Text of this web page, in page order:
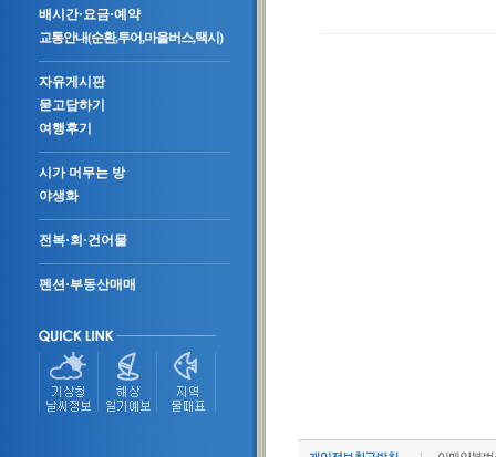
배시간·요금·예약
교통안내(순환,투어,마을버스,택시)
자유게시판
묻고답하기
여행후기
시가 머무는 방
야생화
전복·회·건어물
펜션·부동산매매